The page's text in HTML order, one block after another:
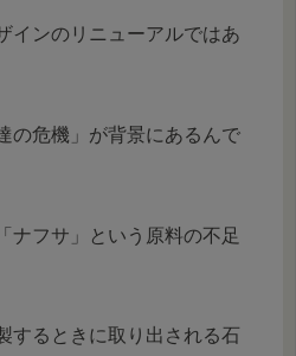
インのリニューアルではあ
の危機」が背景にあるんで
ナフサ」という原料の不足
するときに取り出される石